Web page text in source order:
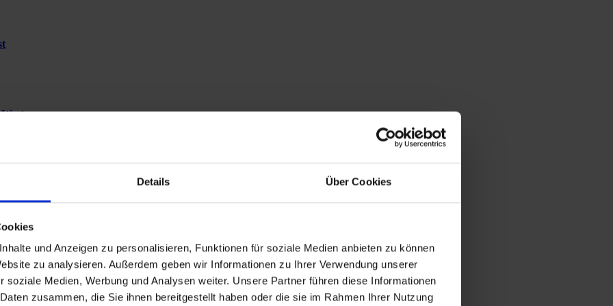
Details Über Cookies
und Anzeigen zu personalisieren, Funktionen für soziale Medien anbieten zu können
zu analysieren. Außerdem geben wir Informationen zu Ihrer Verwendung unserer
soziale Medien, Werbung und Analysen weiter. Unsere Partner führen diese Informationen
zusammen, die Sie ihnen bereitgestellt haben oder die sie im Rahmen Ihrer Nutzung